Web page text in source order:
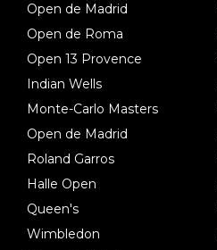
Open de Madrid
Open de Roma
Open 13 Provence
Indian Wells
Monte-Carlo Masters
Open de Madrid
Roland Garros
Halle Open
Queen's
Wimbledon